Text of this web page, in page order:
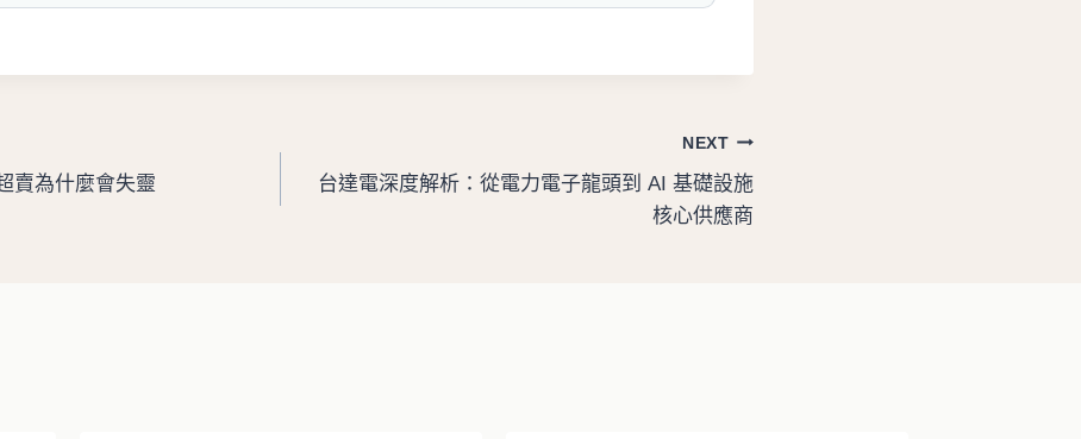
賣為什麼會失靈
NEXT
台達電深度解析：從電力電子龍頭到 AI 基礎設施
核心供應商